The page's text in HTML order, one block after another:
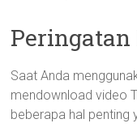
Saat Anda
mendownload video
beberapa hal penting